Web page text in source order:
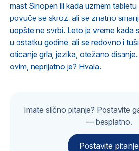
mast Sinopen ili kada uzmem
povuče se skroz, ali se znatno
uopšte ne svrbi. Leto je vreme kada
u ostatku godine, ali se redovno i
oticanje grla, jezika, otežano
ovim, neprijatno je? Hvala.
Imate slično pitanje? Postavite
— besplatno.
Postavite pitanje